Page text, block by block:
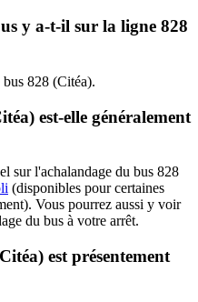
y a-t-il sur la ligne 828
828 (Citéa).
est-elle généralement
sur l'achalandage du bus 828
(disponibles pour certaines
Vous pourrez aussi y voir
du bus à votre arrêt.
est présentement